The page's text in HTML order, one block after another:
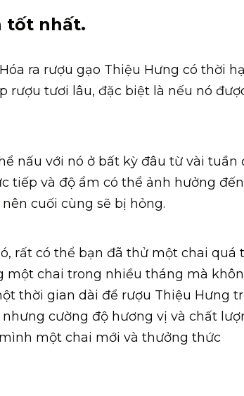
tốt nhất.
ra rượu gạo Thiệu Hưng có thời
rượu tươi lâu, đặc biệt là nếu nó
nấu với nó ở bất kỳ đâu từ vài tuần
tiếp và độ ẩm có thể ảnh hưởng
cuối cùng sẽ bị hỏng.
rất có thể bạn đã thử một chai quá
một chai trong nhiều tháng mà
thời gian dài để rượu Thiệu Hưng
cường độ hương vị và chất
một chai mới và thưởng thức